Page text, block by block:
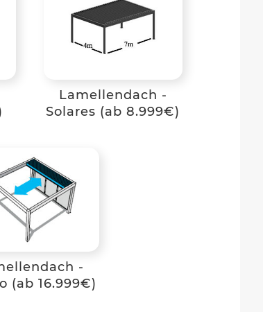
Lamellendach -
Solares (ab 8.999€)
-
(ab 16.999€)